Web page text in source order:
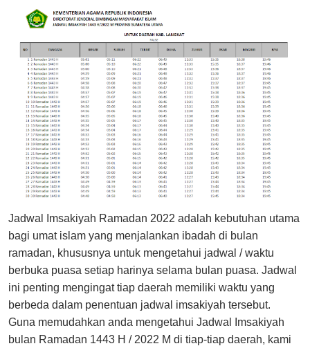
Jadwal Imsakiyah Ramadan 2022 adalah kebutuhan utama
bagi umat islam yang menjalankan ibadah di bulan
ramadan, khususnya untuk mengetahui jadwal / waktu
berbuka puasa setiap harinya selama bulan puasa. Jadwal
ini penting mengingat tiap daerah memiliki waktu yang
berbeda dalam penentuan jadwal imsakiyah tersebut.
Guna memudahkan anda mengetahui Jadwal Imsakiyah
bulan Ramadan 1443 H / 2022 M di tiap-tiap daerah, kami